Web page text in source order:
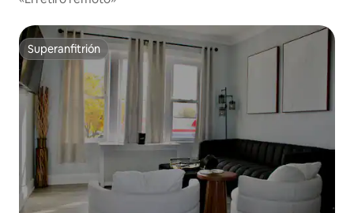
Superanfitrión
Superanfitrión